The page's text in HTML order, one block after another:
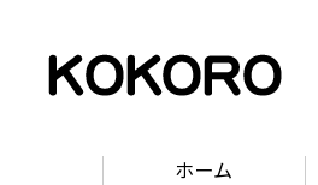
ホーム